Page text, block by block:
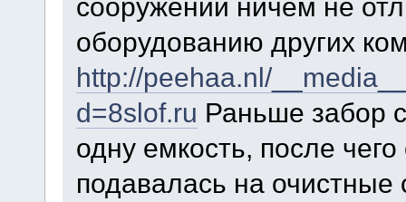
сооружений ничем не
оборудованию других
http://peehaa.nl/
d=8slof.ru Раньше забор
одну емкость, после
подавалась на очистные